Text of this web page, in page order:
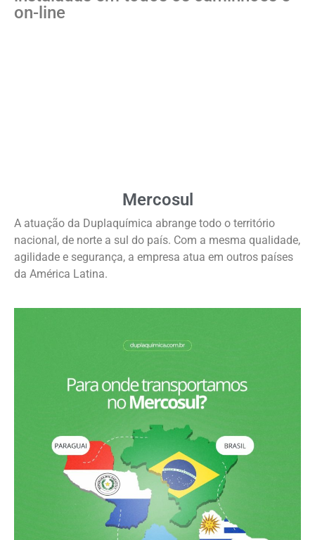
on-line
A atuação da Duplaquímica abrange todo o território
nacional, de norte a sul do país. Com a mesma qualidade,
agilidade e segurança, a empresa atua em outros países
da América Latina.
Mercosul